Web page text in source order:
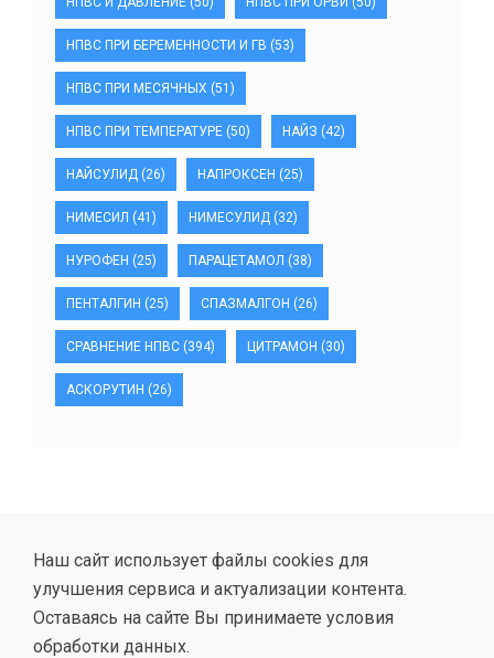
НПВС ПРИ БЕРЕМЕННОСТИ И ГВ (53)
НПВС ПРИ МЕСЯЧНЫХ (51)
НПВС ПРИ ТЕМПЕРАТУРЕ (50) НАЙЗ (42)
НАЙСУЛИД (26) НАПРОКСЕН (25)
НИМЕСИЛ (41) НИМЕСУЛИД (32)
НУРОФЕН (25) ПАРАЦЕТАМОЛ (38)
ПЕНТАЛГИН (25) СПАЗМАЛГОН (26)
СРАВНЕНИЕ НПВС (394) ЦИТРАМОН (30)
АСКОРУТИН (26)
Наш сайт использует файлы cookies для
улучшения сервиса и актуализации контента.
Оставаясь на сайте Вы принимаете условия
обработки данных.